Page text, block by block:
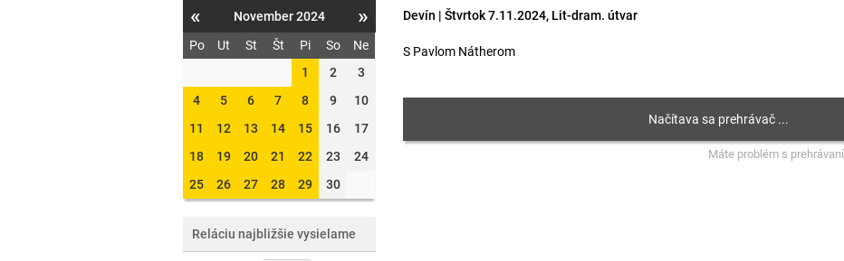
Devín | Štvrtok 7.11.2024, Lit-dram. útvar
S Pavlom Nátherom
Máte problém s
« November 2024 »
Po Ut St Št Pi So
Ne
1
2
3
4
5 6 7 8 9
10
11
12 13 14 15 16
17
18
19 20 21 22 23
24
25
26 27 28 29 30
Reláciu najbližšie vysielame